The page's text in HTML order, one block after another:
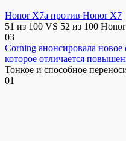
Honor X7a против Honor X7
51 из 100 VS 52 из 100
03
Corning анонсировала новое
которое отличается
Тонкое и способное
01